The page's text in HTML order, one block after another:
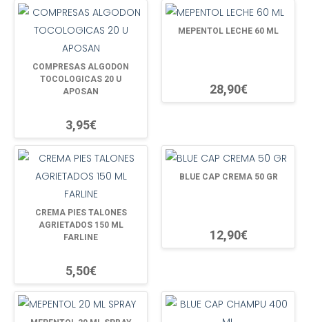
COMPRESAS ALGODON
TOCOLOGICAS 20 U
APOSAN
3,95€
MEPENTOL LECHE 60 ML
28,90€
CREMA PIES TALONES
AGRIETADOS 150 ML
FARLINE
5,50€
BLUE CAP CREMA 50 GR
12,90€